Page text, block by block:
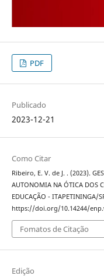
PDF
Publicado
2023-12-21
Como Citar
Ribeiro, E. V. de J. . (2023).
AUTONOMIA NA ÓTICA DOS
EDUCAÇÃO - ITAPETININGA/
https://doi.org/10.14244/
Fomatos de Citação
Edição